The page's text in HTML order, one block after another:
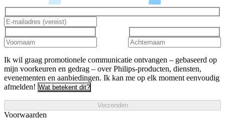
Ik wil graag promotionele communicatie ontvangen – gebaseerd op
mijn voorkeuren en gedrag – over Philips-producten, diensten,
evenementen en aanbiedingen. Ik kan me op elk moment eenvoudig
afmelden! Wat betekent dit?
Verzenden
Voorwaarden